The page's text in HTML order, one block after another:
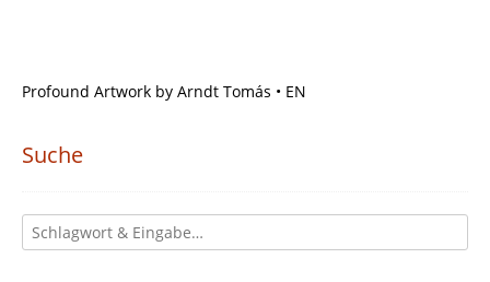
Profound Artwork by Arndt Tomás • EN
Suche